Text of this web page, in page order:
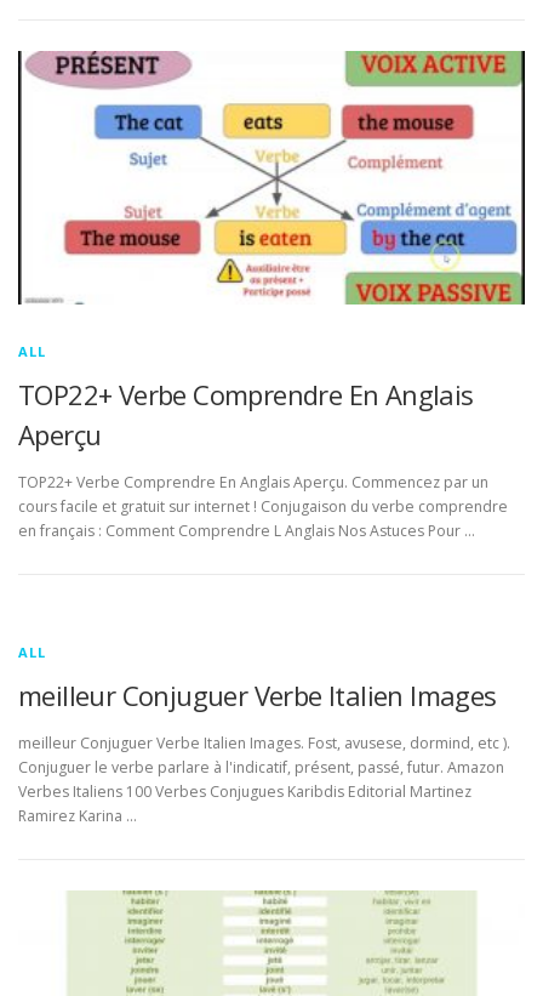
ALL
TOP22+ Verbe Comprendre En Anglais
Aperçu
TOP22+ Verbe Comprendre En Anglais Aperçu. Commencez par un
cours facile et gratuit sur internet ! Conjugaison du verbe comprendre
en français : Comment Comprendre L Anglais Nos Astuces Pour …
ALL
meilleur Conjuguer Verbe Italien Images
meilleur Conjuguer Verbe Italien Images. Fost, avusese, dormind, etc ).
Conjuguer le verbe parlare à l'indicatif, présent, passé, futur. Amazon
Verbes Italiens 100 Verbes Conjugues Karibdis Editorial Martinez
Ramirez Karina …